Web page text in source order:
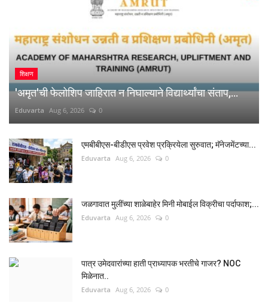
शिक्षण
'अमृत'ची फेलोशिप जाहिरात न निघाल्याने विद्यार्थ्यांचा संताप,...
Eduvarta Aug 6, 2026 0
एमबीबीएस-बीडीएस प्रवेश प्रक्रियेला सुरुवात; मॅनेजमेंटच्या...
Eduvarta Aug 6, 2026 0
जळगावात मुलींच्या शाळेबाहेर मिनी मोबाईल विक्रीचा पर्दाफाश;...
Eduvarta Aug 6, 2026 0
पात्र उमेदवारांच्या हाती प्राध्यापक भरतीचे गाजर? NOC
मिळेनात..
Eduvarta Aug 6, 2026 0